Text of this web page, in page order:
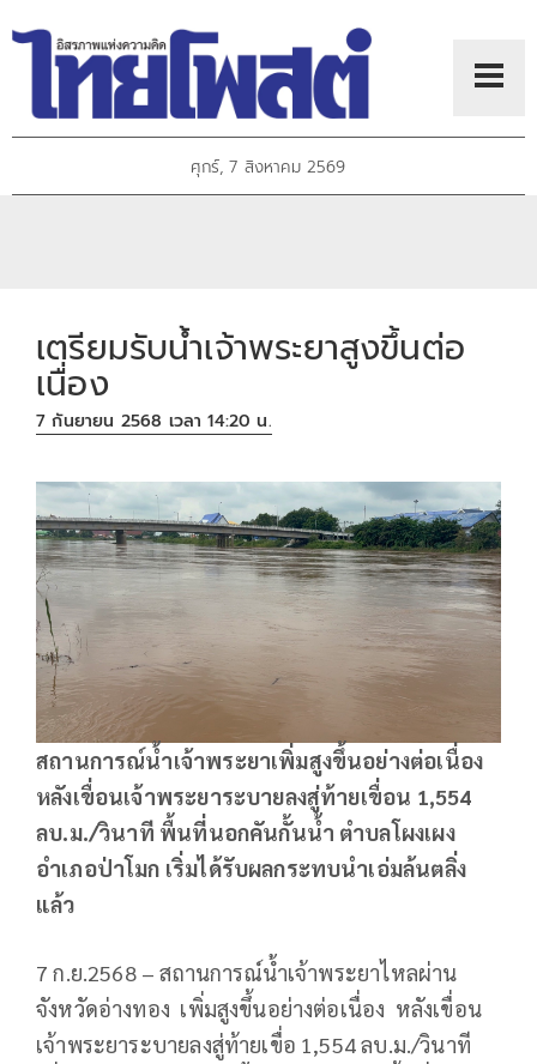
ศุกร์, 7 สิงหาคม 2569
เตรียมรับน้ำเจ้าพระยาสูงขึ้นต่อ
เนื่อง
7 กันยายน 2568 เวลา 14:20 น.
สถานการณ์น้ำเจ้าพระยาเพิ่มสูงขึ้นอย่างต่อเนื่อง
หลังเขื่อนเจ้าพระยาระบายลงสู่ท้ายเขื่อน 1,554
ลบ.ม./วินาที พื้นที่นอกคันกั้นน้ำ ตำบลโผงเผง
อำเภอป่าโมก เริ่มได้รับผลกระทบนำเอ่มล้นตลิ่ง
แล้ว
7 ก.ย.2568 – สถานการณ์น้ำเจ้าพระยาไหลผ่าน
จังหวัดอ่างทอง เพิ่มสูงขึ้นอย่างต่อเนื่อง หลังเขื่อน
เจ้าพระยาระบายลงสู่ท้ายเขื่อ 1,554 ลบ.ม./วินาที